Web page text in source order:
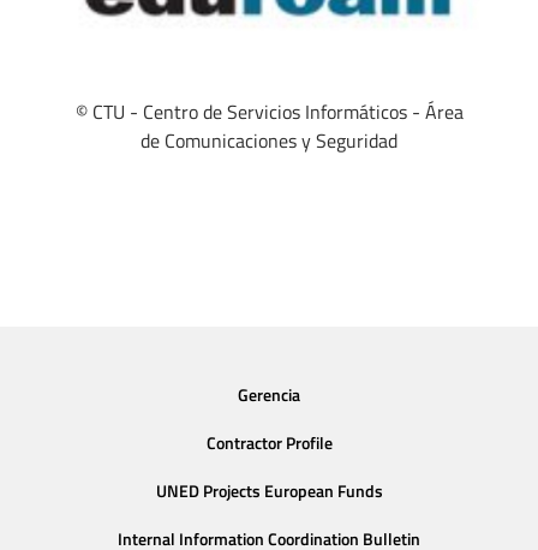
© CTU - Centro de Servicios Informáticos - Área
de Comunicaciones y Seguridad
Gerencia
Contractor Profile
UNED Projects European Funds
Internal Information Coordination Bulletin